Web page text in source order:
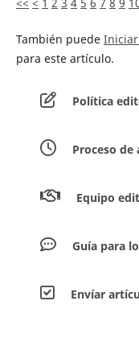
<< < 1 2 3 4 5 6 7 8 9
También puede
para este artículo.
Política
Proceso
Equipo
Guía para
Envíar